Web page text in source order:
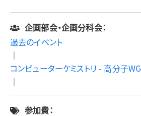
企画部会・企画分科会：
過去のイベント
｜
コンピューターケミストリ - 高分子WG
｜
参加費：